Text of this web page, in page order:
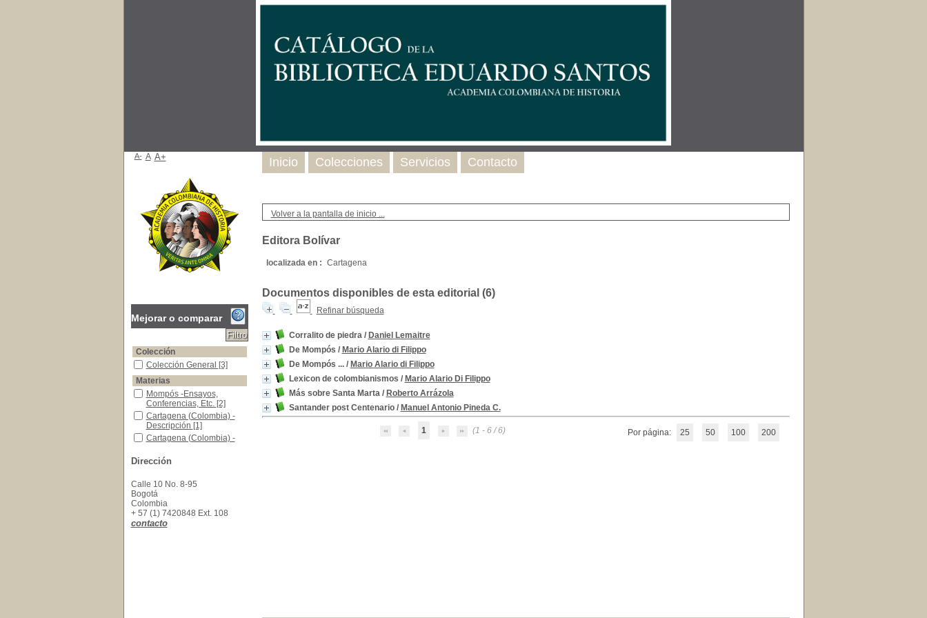
Volver a la pantalla de inicio ...
Editora Bolívar
localizada en : Cartagena
Documentos disponibles de esta editorial (6)
Refinar búsqueda
Corralito de piedra/ Daniel Lemaitre
De Mompós / Mario Alario di Filippo
De Mompós .../ Mario Alario di Filippo
Lexicon de colombianismos / Mario Alario Di Filippo
Más sobre Santa Marta/ Roberto Arrázola
Santander post Centenario/ Manuel Antonio Pineda C.
1 (1 - 6 / 6) Por página: 25 50 100 200
Inicio Colecciones Servicios Contacto
A- A A+
Mejorar o comparar
Colección
Colección General
Colección General [3]
Materias
Mompós -Ensayos, Conferencias, Etc.
Mompós -Ensayos,
Conferencias, Etc. [2]
Cartagena (Colombia) -Descripción
Cartagena (Colombia) -
Descripción [1]
Cartagena (Colombia) -Historia
Cartagena (Colombia) -
Cartagena (Colombia) -Vida social y costumbres
Cartagena (Colombia) -
[1]
Colombianismos -Diccionarios
Colombianismos -
Diccionarios
Mompós -Vida Social y Costumbres
Mompós -Vida Social y
Costumbres
Dirección
Calle 10 No. 8-95
Bogotá
Colombia
+ 57 (1) 7420848 Ext. 108
contacto